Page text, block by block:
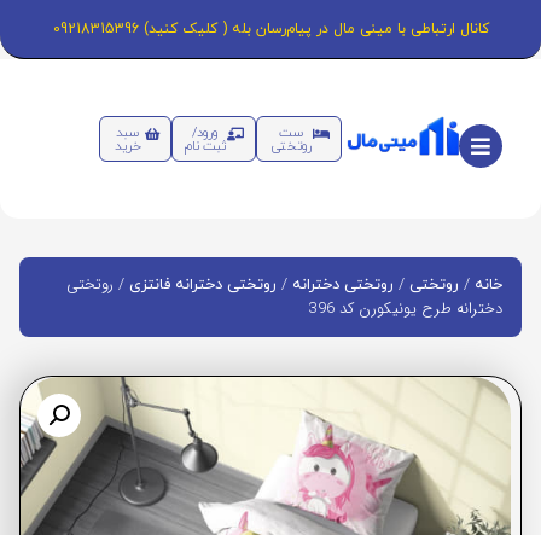
کانال ارتباطی با مینی مال در پیام‌رسان بله ( کلیک کنید) 09218315396
ست
روتختی
ورود/
ثبت نام
سبد
خرید
خانه / روتختی / روتختی دخترانه / روتختی دخترانه فانتزی / روتختی
دخترانه طرح یونیکورن کد 396